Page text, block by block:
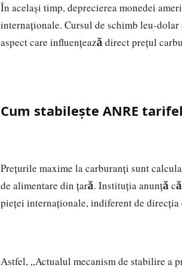
În același timp, deprecierea monedei
internaționale. Cursul de schimb leu-
aspect care influențează direct prețul
Cum stabilește ANRE
Prețurile maxime la carburanți sunt
de alimentare din țară. Instituția anunță
pieței internaționale, indiferent de
Astfel, „Actualul mecanism de stabilire a